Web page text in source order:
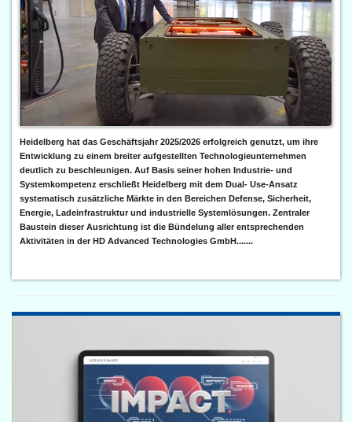
Heidelberg hat das Geschäftsjahr 2025/2026 erfolgreich genutzt, um ihre
Entwicklung zu einem breiter aufgestellten Technologieunternehmen
deutlich zu beschleunigen. Auf Basis seiner hohen Industrie- und
Systemkompetenz erschließt Heidelberg mit dem Dual- Use-Ansatz
systematisch zusätzliche Märkte in den Bereichen Defense, Sicherheit,
Energie, Ladeinfrastruktur und industrielle Systemlösungen. Zentraler
Baustein dieser Ausrichtung ist die Bündelung aller entsprechenden
Aktivitäten in der HD Advanced Technologies GmbH.......